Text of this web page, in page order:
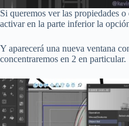
Si queremos ver las propiedades
activar en la parte inferior la
Y aparecerá una nueva ventana
concentraremos en 2 en particular.